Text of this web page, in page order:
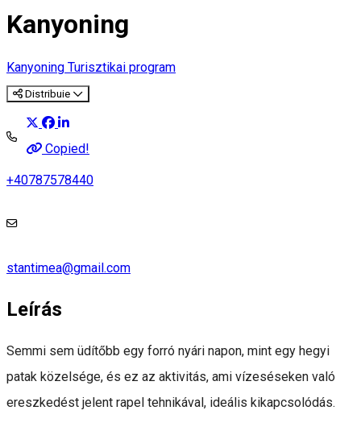
Kanyoning
Kanyoning Turisztikai program
Distribuie
Copied!
+40787578440
stantimea@gmail.com
Leírás
Semmi sem üdítőbb egy forró nyári napon, mint egy hegyi
patak közelsége, és ez az aktivitás, ami vízeséseken való
ereszkedést jelent rapel tehnikával, ideális kikapcsolódás.